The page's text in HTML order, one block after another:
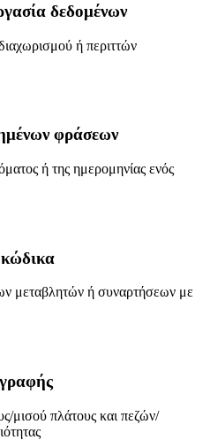
δεδομένων
ή περιττών
φράσεων
ή της ημερομηνίας ενός
μεταβλητών ή συναρτήσεων με
μισού πλάτους και πεζών/